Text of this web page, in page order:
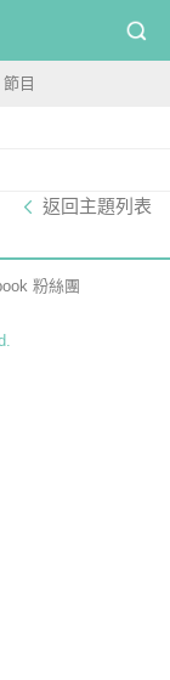
節目
返回主題列表
粉絲團